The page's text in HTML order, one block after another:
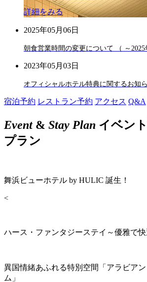
詳細をみる
2025年05月06日
朝食営業時間の変更について （ ～2025
2023年05月03日
オフィシャルホテル特典に関するお知
宿泊予約 レストラン予約 アクセス Q&A
Event& Stay Plan イベン
プラン
舞浜ビューホテル by HULIC 誕生！
<
ハース・ファンタジーステイ～優雅で
異国情緒あふれる特別空間「アラビア
ム」